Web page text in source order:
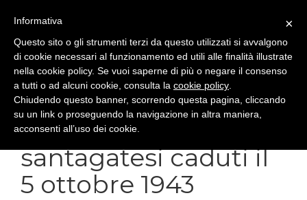
"Un sacrificio mai
dimenticato".
Omaggio ai 5 giovani
santagatesi caduti il
5 ottobre 1943
×
Informativa
Questo sito o gli strumenti terzi da questo utilizzati si avvalgono
di cookie necessari al funzionamento ed utili alle finalità illustrate
nella cookie policy. Se vuoi saperne di più o negare il consenso
a tutti o ad alcuni cookie, consulta la cookie policy
Chiudendo questo banner, scorrendo questa pagina, cliccando
su un link o proseguendo la navigazione in altra maniera,
acconsenti all’uso dei cookie.